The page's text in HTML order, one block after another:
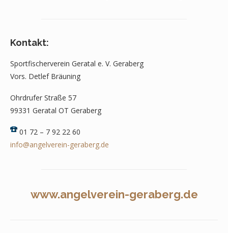
Kontakt:
Sportfischerverein Geratal e. V. Geraberg
Vors. Detlef Bräuning
Ohrdrufer Straße 57
99331 Geratal OT Geraberg
01 72 – 7 92 22 60
info@angelverein-geraberg.de
www.angelverein-geraberg.de